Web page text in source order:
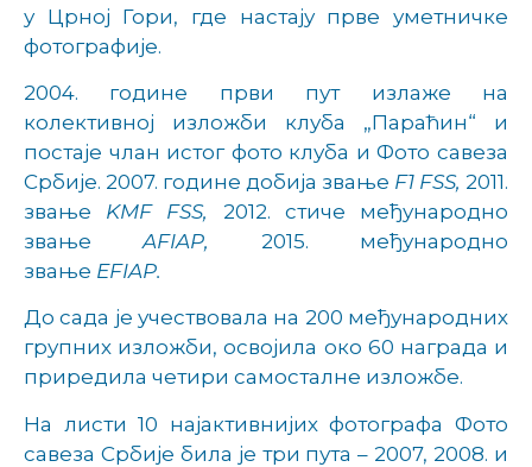
у Црној Гори, где настају прве уметничке
фотографије.
2004. године први пут излаже на
колективној изложби клуба „Параћин“ и
постаје члан истог фото клуба и Фото савеза
Србије. 2007. године добија звање F1 FSS, 2011.
звање KMF FSS, 2012. стиче међународно
звањеAFIAP, 2015. међународно
звање EFIAP.
До сада је учествовала на 200 међународних
групних изложби, освојила око 60 награда и
приредила четири самосталне изложбе.
На листи 10 најактивнијих фотографа Фото
савеза Србије била је три пута – 2007, 2008. и